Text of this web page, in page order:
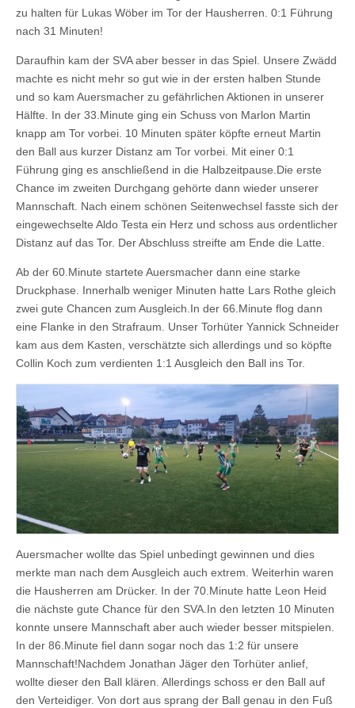
zu halten für Lukas Wöber im Tor der Hausherren. 0:1 Führung
nach 31 Minuten!
Daraufhin kam der SVA aber besser in das Spiel. Unsere Zwädd
machte es nicht mehr so gut wie in der ersten halben Stunde
und so kam Auersmacher zu gefährlichen Aktionen in unserer
Hälfte. In der 33.Minute ging ein Schuss von Marlon Martin
knapp am Tor vorbei. 10 Minuten später köpfte erneut Martin
den Ball aus kurzer Distanz am Tor vorbei. Mit einer 0:1
Führung ging es anschließend in die Halbzeitpause.Die erste
Chance im zweiten Durchgang gehörte dann wieder unserer
Mannschaft. Nach einem schönen Seitenwechsel fasste sich der
eingewechselte Aldo Testa ein Herz und schoss aus ordentlicher
Distanz auf das Tor. Der Abschluss streifte am Ende die Latte.
Ab der 60.Minute startete Auersmacher dann eine starke
Druckphase. Innerhalb weniger Minuten hatte Lars Rothe gleich
zwei gute Chancen zum Ausgleich.In der 66.Minute flog dann
eine Flanke in den Strafraum. Unser Torhüter Yannick Schneider
kam aus dem Kasten, verschätzte sich allerdings und so köpfte
Collin Koch zum verdienten 1:1 Ausgleich den Ball ins Tor.
Auersmacher wollte das Spiel unbedingt gewinnen und dies
merkte man nach dem Ausgleich auch extrem. Weiterhin waren
die Hausherren am Drücker. In der 70.Minute hatte Leon Heid
die nächste gute Chance für den SVA.In den letzten 10 Minuten
konnte unsere Mannschaft aber auch wieder besser mitspielen.
In der 86.Minute fiel dann sogar noch das 1:2 für unsere
Mannschaft!Nachdem Jonathan Jäger den Torhüter anlief,
wollte dieser den Ball klären. Allerdings schoss er den Ball auf
den Verteidiger. Von dort aus sprang der Ball genau in den Fuß